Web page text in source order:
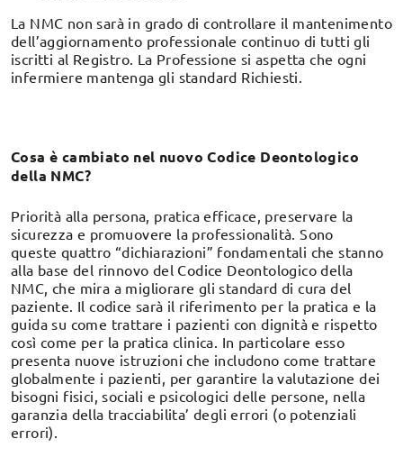
La NMC non sarà in grado di controllare il mantenimento
dell’aggiornamento professionale continuo di tutti gli
iscritti al Registro. La Professione si aspetta che ogni
infermiere mantenga gli standard Richiesti.
Cosa è cambiato nel nuovo Codice Deontologico
della NMC?
Priorità alla persona, pratica efficace, preservare la
sicurezza e promuovere la professionalità. Sono
queste quattro “dichiarazioni” fondamentali che stanno
alla base del rinnovo del Codice Deontologico della
NMC, che mira a migliorare gli standard di cura del
paziente. Il codice sarà il riferimento per la pratica e la
guida su come trattare i pazienti con dignità e rispetto
così come per la pratica clinica. In particolare esso
presenta nuove istruzioni che includono come trattare
globalmente i pazienti, per garantire la valutazione dei
bisogni fisici, sociali e psicologici delle persone, nella
garanzia della tracciabilita’ degli errori (o potenziali
errori).